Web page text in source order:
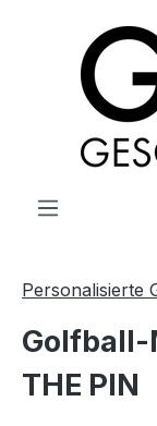
springen
Personalisierte
Golfball-
THE PIN